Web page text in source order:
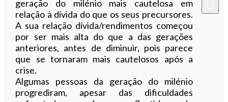
geração do milénio mais cautelosa em
relação à dívida do que os seus precursores.
A sua relação dívida/rendimentos começou
por ser mais alta do que a das gerações
anteriores, antes de diminuir, pois parece
que se tornaram mais cautelosos após a
crise.
Algumas pessoas da geração do milénio
progrediram, apesar das dificuldades